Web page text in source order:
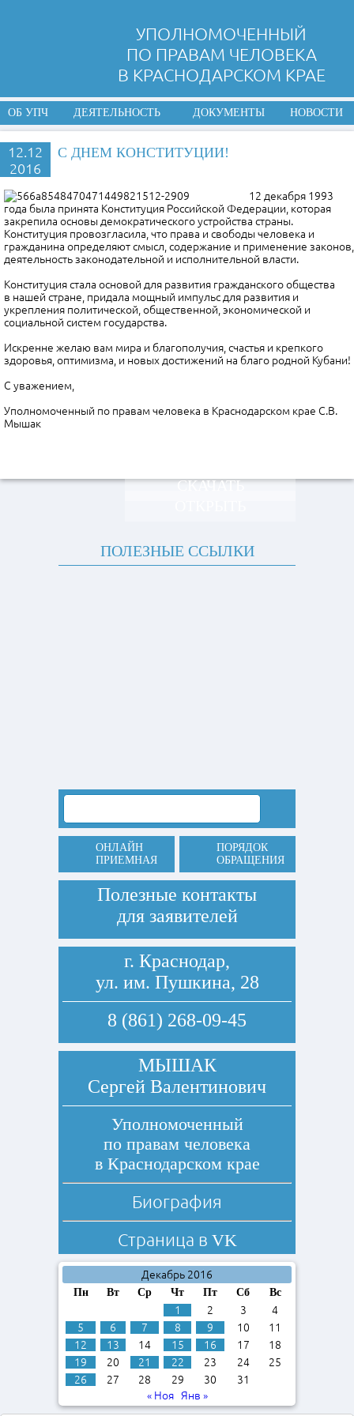
УПОЛНОМОЧЕННЫЙ
ПО ПРАВАМ ЧЕЛОВЕКА
В КРАСНОДАРСКОМ КРАЕ
ОБ УПЧ ДЕЯТЕЛЬНОСТЬ ДОКУМЕНТЫ НОВОСТИ
12.12
2016
С ДНЕМ КОНСТИТУЦИИ!
12 декабря 1993
года была принята Конституция Российской Федерации, которая
закрепила основы демократического устройства страны.
Конституция провозгласила, что права и свободы человека и
гражданина определяют смысл, содержание и применение законов,
деятельность законодательной и исполнительной власти.
Конституция стала основой для развития гражданского общества
в нашей стране, придала мощный импульс для развития и
укрепления политической, общественной, экономической и
социальной систем государства.
Искренне желаю вам мира и благополучия, счастья и крепкого
здоровья, оптимизма, и новых достижений на благо родной Кубани!
С уважением,
Уполномоченный по правам человека в Краснодарском крае С.В.
Мышак
СКАЧАТЬ
ПОЛЕЗНЫЕ ССЫЛКИ
ОНЛАЙН
ПРИЕМНАЯ
ПОРЯДОК
ОБРАЩЕНИЯ
Полезные контакты
для заявителей
г. Краснодар,
ул. им. Пушкина, 28
8 (861) 268-09-45
МЫШАК
Сергей Валентинович
Уполномоченный
по правам человека
в Краснодарском крае
Биография
Страница в VK
Декабрь 2016
Пн Вт Ср Чт Пт Сб Вс
1 2 3
4
5
6 7 8 9 10
11
12
13 14 15 16 17
18
19
20 21 22 23 24
25
26
27 28 29 30
31
« Ноя Янв »